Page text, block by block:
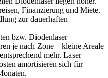
Finanzierung und Miete.
zur dauerhaften
bzw. Diodenlaser
je nach Zone – kleine Areale
mehr. Laser
amortisieren sich für